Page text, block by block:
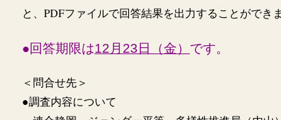
と、PDFファイルで回答結果を出力することができま
●回答期限は12月23日（金） です。
＜問合せ先＞
●調査内容について